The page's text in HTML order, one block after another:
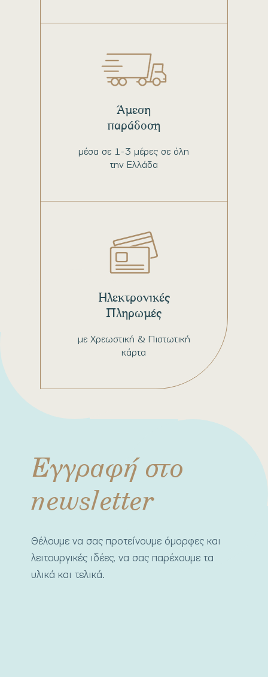
μέσα σε 1-3 μέρες σε όλη
την Ελλάδα
Άμεση
παράδοση
με Χρεωστική & Πιστωτική
κάρτα
Ηλεκτρονικές
Πληρωμές
Εγγραφή στο
newsletter
Θέλουμε να σας προτείνουμε όμορφες και
λειτουργικές ιδέες, να σας παρέχουμε τα
υλικά και τελικά.